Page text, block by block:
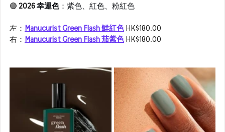
🟣 2026 幸運色 ：紫色、紅色、粉紅色
左： Manucurist Green Flash 鮮紅色HK$180.00
右： Manucurist Green Flash 茄紫色 HK$180.00